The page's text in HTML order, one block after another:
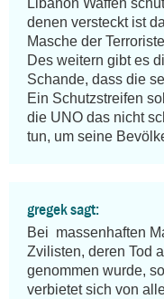
denen versteckt ist
Masche der
Des weitern gibt es
Schande, dass die
Ein Schutzstreifen
die UNO das nicht
tun, um seine
gregek sagt:
Bei  massenhaften
Zvilisten, deren Tod
genommen wurde,
verbietet sich von